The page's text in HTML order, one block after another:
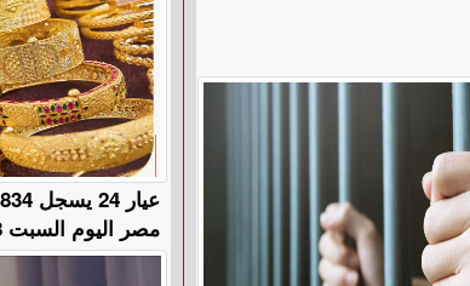
مصر اليوم السبت 8 أغسطس 2026